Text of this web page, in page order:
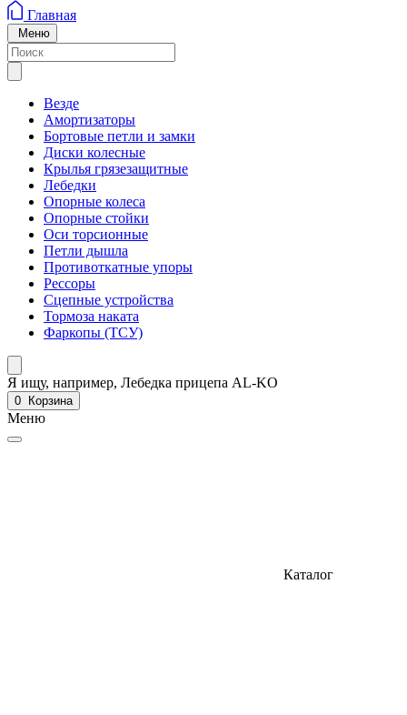
Главная
Меню
Везде
Амортизаторы
Бортовые петли и замки
Диски колесные
Крылья грязезащитные
Лебедки
Опорные колеса
Опорные стойки
Оси торсионные
Петли дышла
Противоткатные упоры
Рессоры
Сцепные устройства
Тормоза наката
Фаркопы (ТСУ)
Я ищу, например, Лебедка прицепа AL-KO
0 Корзина
Меню
Каталог